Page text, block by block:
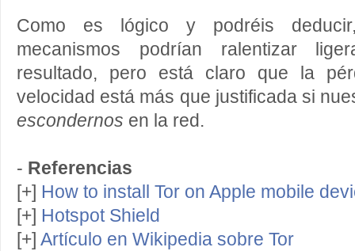
Como es lógico y podréis
mecanismos podrían ralentizar
resultado, pero está claro que la
velocidad está más que justificada si
escondernos en la red.
- Referencias
[+] How to install Tor on Apple mobile
[+] Hotspot Shield
[+] Artículo en Wikipedia sobre Tor